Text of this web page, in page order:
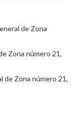
de Zona
Zona número 21,
Zona número 21,